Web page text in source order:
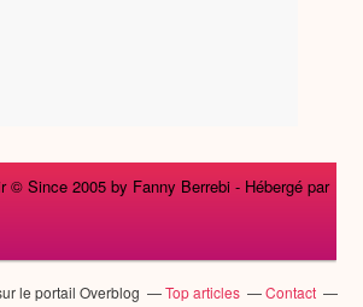
© Since 2005 by Fanny Berrebi - Hébergé par
le portail Overblog Top articles Contact